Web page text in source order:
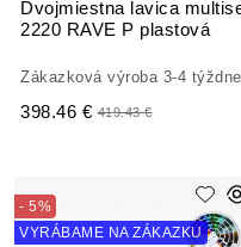
Dvojmiestna lavica
2220 RAVE P plastová
Zákazková výroba 3-4 týždne
398.46 € 419.43 €
- 5%
VYRÁBAME NA ZÁKAZKU